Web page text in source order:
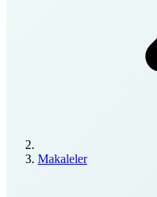
Makaleler